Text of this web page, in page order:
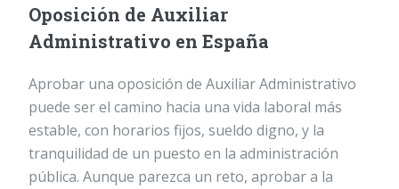
Oposición de Auxiliar
Administrativo en España
Aprobar una oposición de Auxiliar Administrativo
puede ser el camino hacia una vida laboral más
estable, con horarios fijos, sueldo digno, y la
tranquilidad de un puesto en la administración
pública. Aunque parezca un reto, aprobar a la